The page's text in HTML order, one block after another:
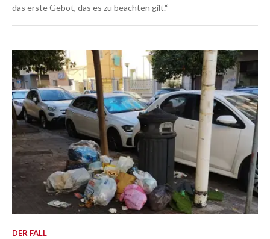
das erste Gebot, das es zu beachten gilt.“
DER FALL